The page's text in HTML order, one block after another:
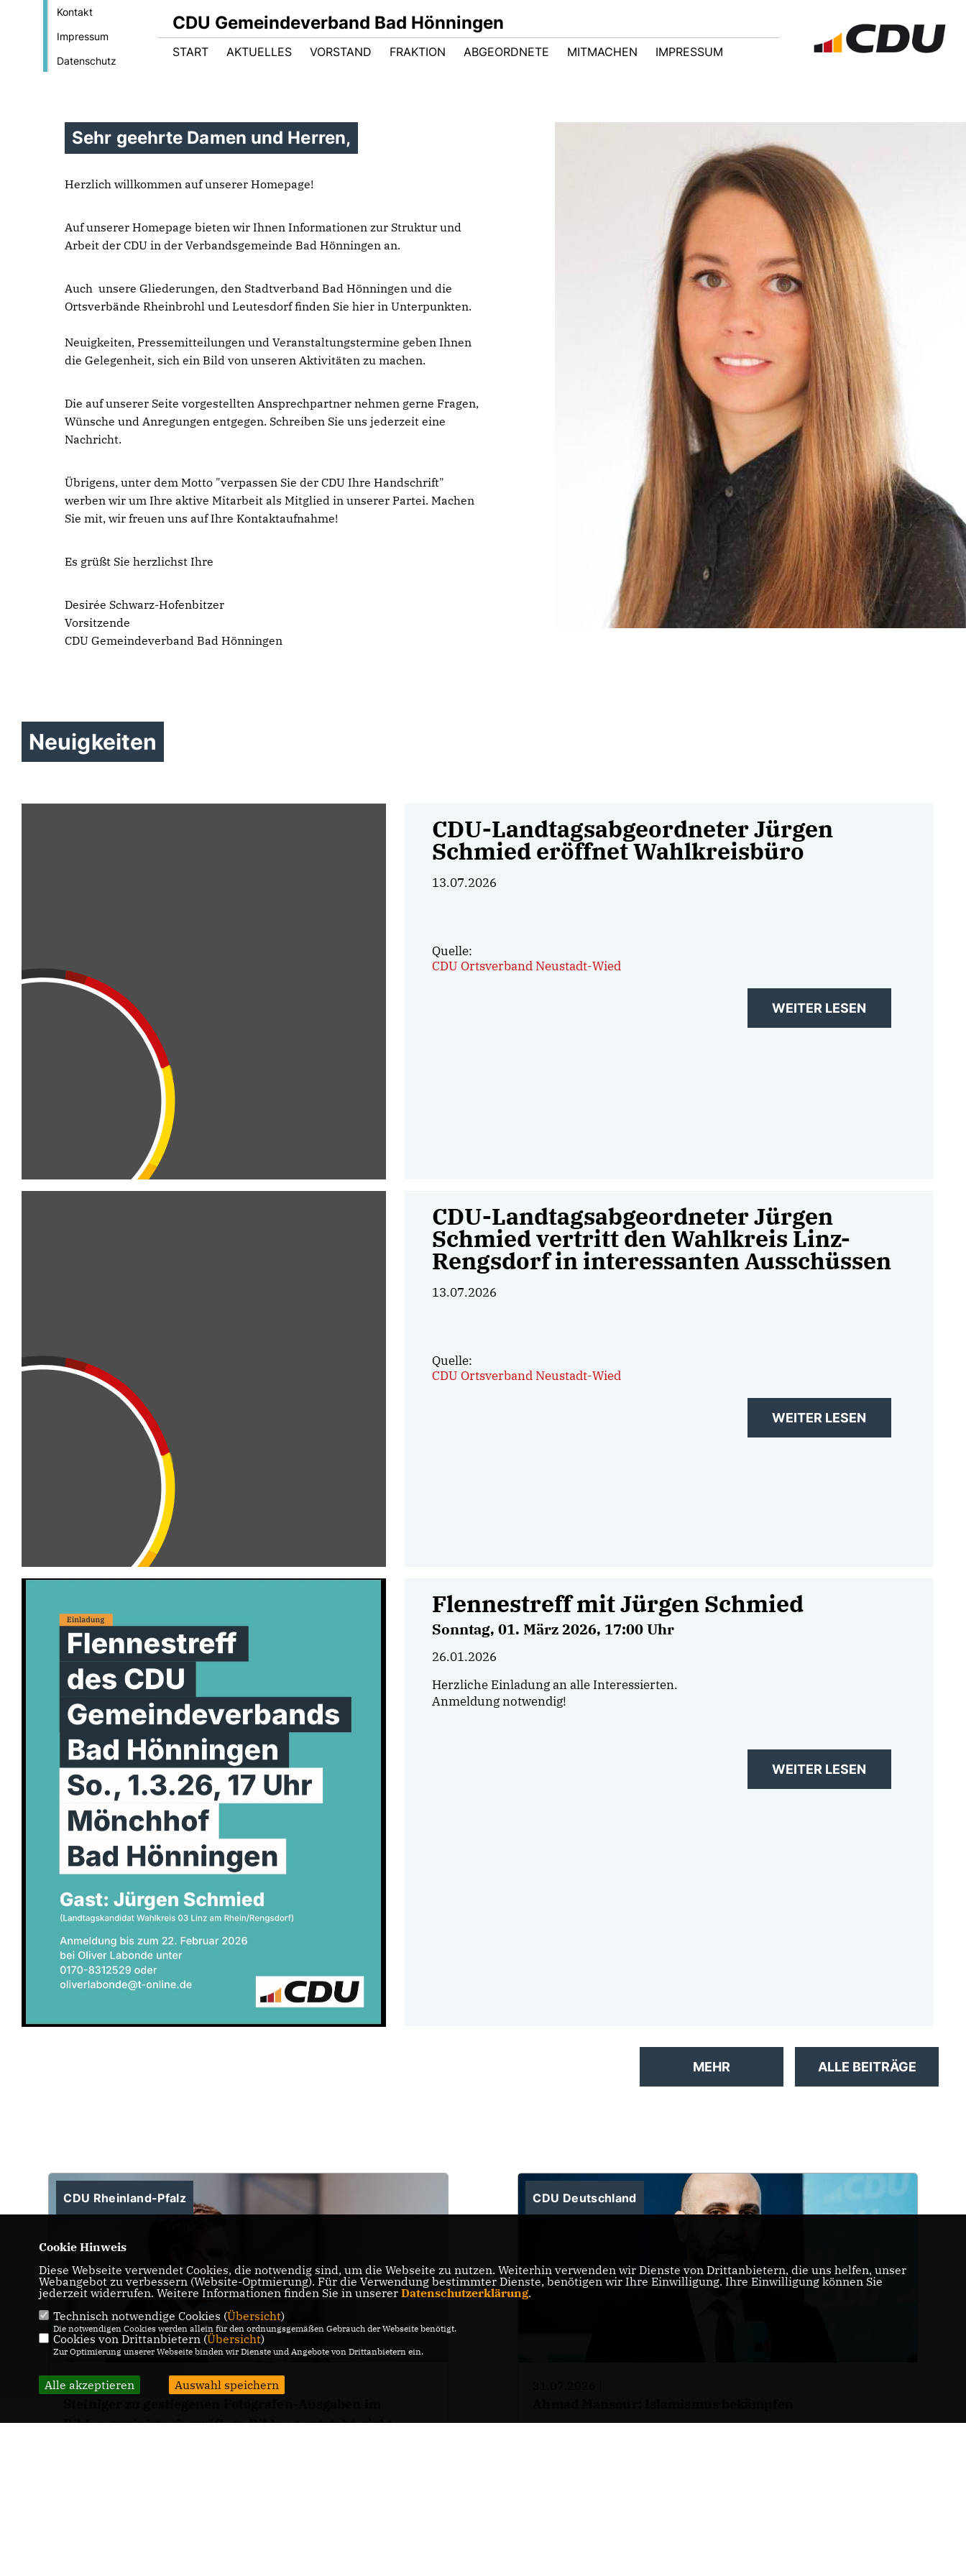
Kontakt
Impressum
Datenschutz
CDU Gemeindeverband Bad Hönningen
START AKTUELLES VORSTAND FRAKTION ABGEORDNETE MITMACHEN IMPRESSUM
Sehr geehrte Damen und Herren,
Herzlich willkommen auf unserer Homepage!
Auf unserer Homepage bieten wir Ihnen Informationen zur Struktur und
Arbeit der CDU in der Verbandsgemeinde Bad Hönningen an.
Auch unsere Gliederungen, den Stadtverband Bad Hönningen und die
Ortsverbände Rheinbrohl und Leutesdorf finden Sie hier in Unterpunkten.
Neuigkeiten, Pressemitteilungen und Veranstaltungstermine geben Ihnen
die Gelegenheit, sich ein Bild von unseren Aktivitäten zu machen.
Die auf unserer Seite vorgestellten Ansprechpartner nehmen gerne Fragen,
Wünsche und Anregungen entgegen. Schreiben Sie uns jederzeit eine
Nachricht.
Übrigens, unter dem Motto "verpassen Sie der CDU Ihre Handschrift"
werben wir um Ihre aktive Mitarbeit als Mitglied in unserer Partei. Machen
Sie mit, wir freuen uns auf Ihre Kontaktaufnahme!
Es grüßt Sie herzlichst Ihre
Desirée Schwarz-Hofenbitzer
Vorsitzende
CDU Gemeindeverband Bad Hönningen
Neuigkeiten
CDU-Landtagsabgeordneter Jürgen
Schmied eröffnet Wahlkreisbüro
13.07.2026
Quelle:
CDU Ortsverband Neustadt-Wied
WEITER LESEN
CDU-Landtagsabgeordneter Jürgen
Schmied vertritt den Wahlkreis Linz-
Rengsdorf in interessanten Ausschüssen
13.07.2026
Quelle:
CDU Ortsverband Neustadt-Wied
WEITER LESEN
Flennestreff mit Jürgen Schmied
Sonntag, 01. März 2026, 17:00 Uhr
26.01.2026
Herzliche Einladung an alle Interessierten.
Anmeldung notwendig!
WEITER LESEN
ALLE BEITRÄGE
MEHR
CDU Rheinland-Pfalz
05.02.2026 |
Bildungsministerium: "Gute Bildung entsteht nicht
CDU Deutschland
Cookie Hinweis
Diese Webseite verwendet Cookies, die notwendig sind, um die Webseite zu nutzen. Weiterhin verwenden wir Dienste von Drittanbietern, die uns helfen, unser
Webangebot zu verbessern (Website-Optmierung). Für die Verwendung bestimmter Dienste, benötigen wir Ihre Einwilligung. Ihre Einwilligung können Sie
jederzeit widerrufen. Weitere Informationen finden Sie in unserer Datenschutzerklärung.
Technisch notwendige Cookies (Übersicht)
Die notwendigen Cookies werden allein für den ordnungsgemäßen Gebrauch der Webseite benötigt.
Cookies von Drittanbietern (Übersicht)
Zur Optimierung unserer Webseite binden wir Dienste und Angebote von Drittanbietern ein.
Alle akzeptieren Auswahl speichern